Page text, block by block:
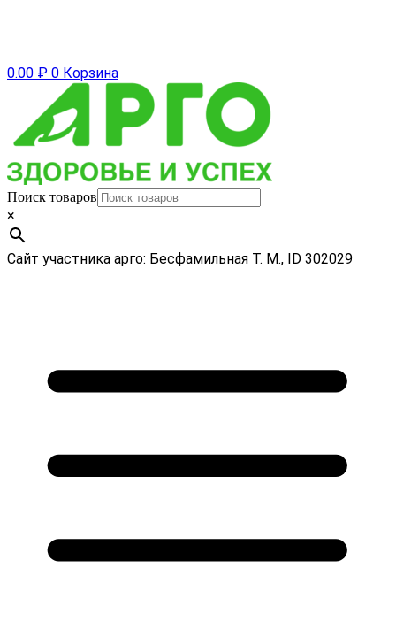
0.00 ₽ 0 Корзина
Поиск товаров
×
Сайт участника арго: Бесфамильная Т. М., ID 302029